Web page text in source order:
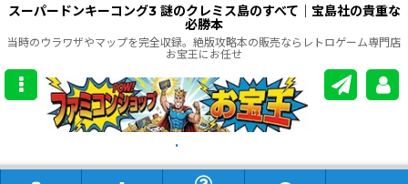
スーパードンキーコング3 謎のクレミス島のすべて｜宝島社の貴重な
必勝本
当時のウラワザやマップを完全収録。絶版攻略本の販売ならレトロゲーム専門店
お宝王にお任せ
.